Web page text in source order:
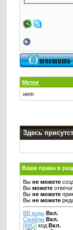
Метки
нет
Здесь
Ваши права в
Выне можете
Выможете
Выне можете
Выне можете
BB коды Вкл.
Смайлы Вкл.
[IMG] кодВкл.